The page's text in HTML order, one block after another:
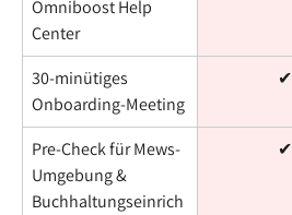
Omniboost Help
Center
30-minütiges
Onboarding-Meeting
✔
Pre-Check für Mews-
Umgebung &
Buchhaltungseinrich
✔